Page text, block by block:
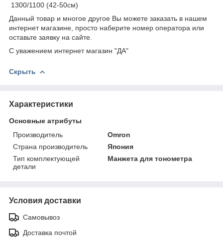
1300/1100 (42-50см)
Данный товар и многое другое Вы можете заказать в нашем
интернет магазине, просто наберите номер оператора или
оставьте заявку на сайте.
С уважением интернет магазин "ДА"
Скрыть
Характеристики
Основные атрибуты
Производитель
Omron
Страна производитель
Япония
Тип комплектующей
детали
Манжета для тонометра
Условия доставки
Самовывоз
Доставка почтой